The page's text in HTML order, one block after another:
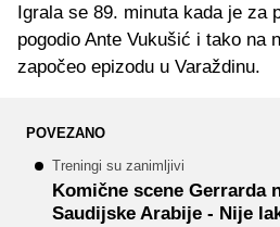
Igrala se 89. minuta kada je za
pogodio Ante Vukušić i tako na
započeo epizodu u Varaždinu.
POVEZANO
Treningi su zanimljivi
Komične scene Gerrarda
Saudijske Arabije - Nije